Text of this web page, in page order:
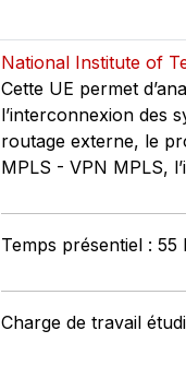
National Institute of
Cette UE permet
l’interconnexion des
routage externe, le
MPLS - VPN MPLS,
Temps présentiel : 55
Charge de travail